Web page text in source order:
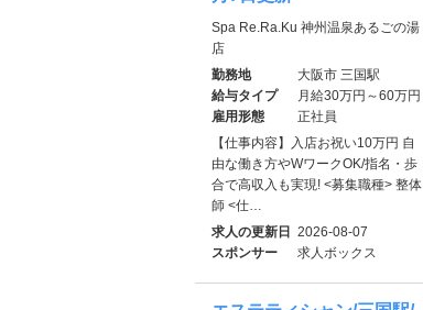
Spa Re.Ra.Ku 神州温泉あるごの湯
店
勤務地
大阪市 三国駅
給与タイプ
月給30万円～60万円
雇用形態
正社員
【仕事内容】入店お祝い10万円 自
由な働き方やWワークOK/指名・歩
合で高収入も実現! <募集職種> 整体
師 <仕…
求人の更新日 2026-08-07
スポンサー
求人ボックス